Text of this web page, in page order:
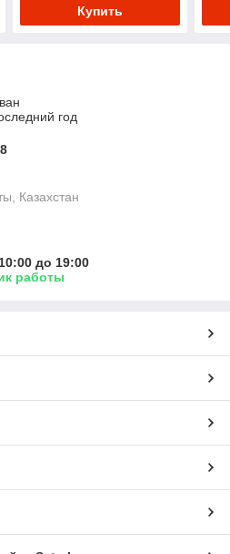
Купить
год
Казахстан
до 19:00
работы